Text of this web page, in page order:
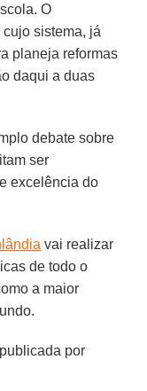
O
cujo sistema, já
planeja reformas
daqui a duas
debate sobre
ser
excelência do
vai realizar
de todo o
a maior
por